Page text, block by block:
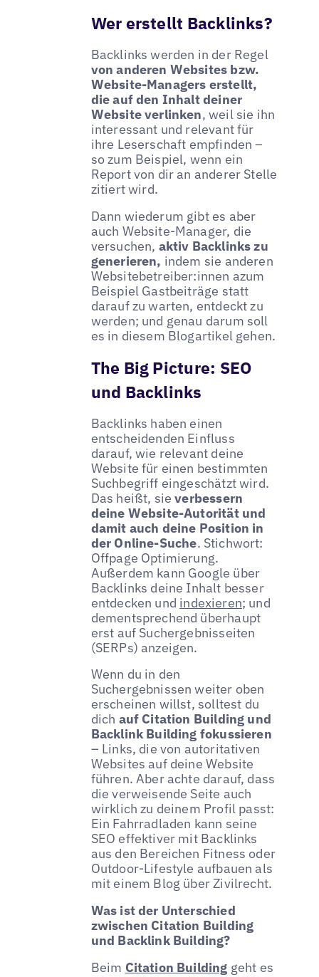
Wer erstellt Backlinks?
Backlinks werden in der Regel
von anderen Websites bzw.
Website-Managers erstellt,
die auf den Inhalt deiner
Website verlinken, weil sie ihn
interessant und relevant für
ihre Leserschaft empfinden –
so zum Beispiel, wenn ein
Report von dir an anderer Stelle
zitiert wird.
Dann wiederum gibt es aber
auch Website-Manager, die
versuchen, aktiv Backlinks zu
generieren, indem sie anderen
Websitebetreiber:innen azum
Beispiel Gastbeiträge statt
darauf zu warten, entdeckt zu
werden; und genau darum soll
es in diesem Blogartikel gehen.
The Big Picture: SEO
und Backlinks
Backlinks haben einen
entscheidenden Einfluss
darauf, wie relevant deine
Website für einen bestimmten
Suchbegriff eingeschätzt wird.
Das heißt, sieverbessern
deine Website-Autorität und
damit auch deine Position in
der Online-Suche. Stichwort:
Offpage Optimierung.
Außerdem kann Google über
Backlinks deine Inhalt besser
entdecken und indexieren; und
dementsprechend überhaupt
erst auf Suchergebnisseiten
(SERPs) anzeigen.
Wenn du in den
Suchergebnissen weiter oben
erscheinen willst, solltest du
dich auf Citation Building und
Backlink Building fokussieren
– Links, die von autoritativen
Websites auf deine Website
führen. Aber achte darauf, dass
die verweisende Seite auch
wirklich zu deinem Profil passt:
Ein Fahrradladen kann seine
SEO effektiver mit Backlinks
aus den Bereichen Fitness oder
Outdoor-Lifestyle aufbauen als
mit einem Blog über Zivilrecht.
Was ist der Unterschied
zwischen Citation Building
und Backlink Building?
Beim Citation Building geht es